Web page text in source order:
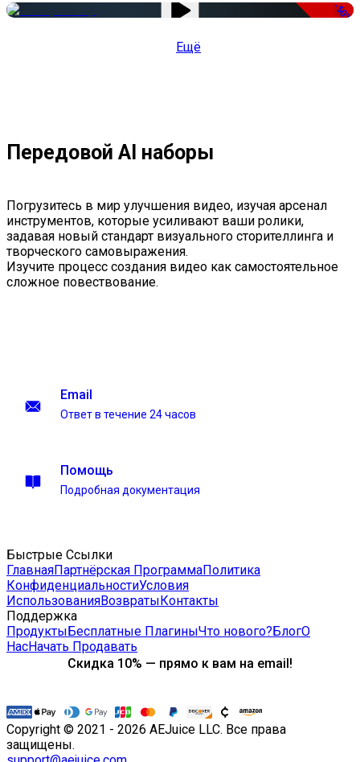
-50%
Ещё
Передовой AI наборы
Погрузитесь в мир улучшения видео, изучая арсенал
инструментов, которые усиливают ваши ролики,
задавая новый стандарт визуального сторителлинга и
творческого самовыражения.
Изучите процесс создания видео как самостоятельное
сложное повествование.
Email
Ответ в течение 24 часов
Помощь
Подробная документация
Быстрые Ссылки
ГлавнаяПартнёрская ПрограммаПолитика
КонфиденциальностиУсловия
ИспользованияВозвратыКонтакты
Поддержка
ПродуктыБесплатные ПлагиныЧто нового?БлогО
НасНачать Продавать
Скидка 10% — прямо к вам на email!
Copyright © 2021 - 2026 AEJuice LLC. Все права
защищены.